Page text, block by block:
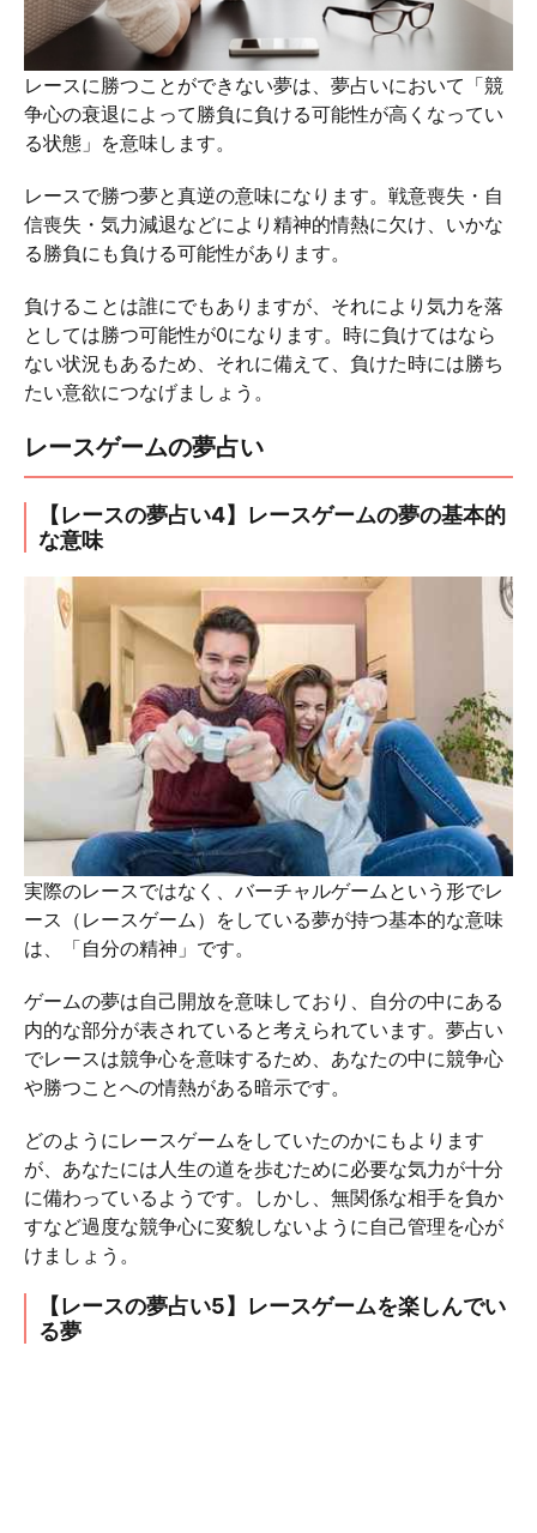
レースに勝つことができない夢は、夢占いにおいて「競
争心の衰退によって勝負に負ける可能性が高くなってい
る状態」を意味します。
レースで勝つ夢と真逆の意味になります。戦意喪失・自
信喪失・気力減退などにより精神的情熱に欠け、いかな
る勝負にも負ける可能性があります。
負けることは誰にでもありますが、それにより気力を落
としては勝つ可能性が0になります。時に負けてはなら
ない状況もあるため、それに備えて、負けた時には勝ち
たい意欲につなげましょう。
レースゲームの夢占い
【レースの夢占い4】レースゲームの夢の基本的
な意味
実際のレースではなく、バーチャルゲームという形でレ
ース（レースゲーム）をしている夢が持つ基本的な意味
は、「自分の精神」です。
ゲームの夢は自己開放を意味しており、自分の中にある
内的な部分が表されていると考えられています。夢占い
でレースは競争心を意味するため、あなたの中に競争心
や勝つことへの情熱がある暗示です。
どのようにレースゲームをしていたのかにもよります
が、あなたには人生の道を歩むために必要な気力が十分
に備わっているようです。しかし、無関係な相手を負か
すなど過度な競争心に変貌しないように自己管理を心が
けましょう。
【レースの夢占い5】レースゲームを楽しんでい
る夢